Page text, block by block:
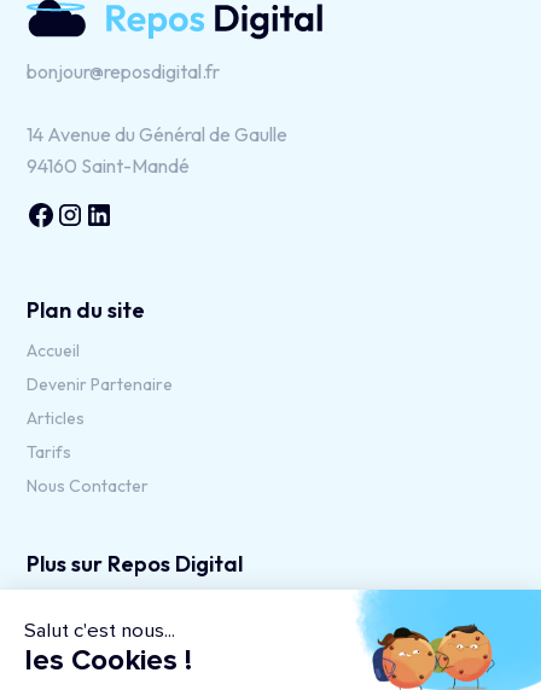
bonjour@reposdigital.fr
14 Avenue du Général de Gaulle
94160 Saint-Mandé
Plan du site
Accueil
Devenir Partenaire
Articles
Tarifs
Nous Contacter
Plus sur Repos Digital
Conditions générales de service
Politique de confidentialité
Salut c'est nous...
les Cookies !